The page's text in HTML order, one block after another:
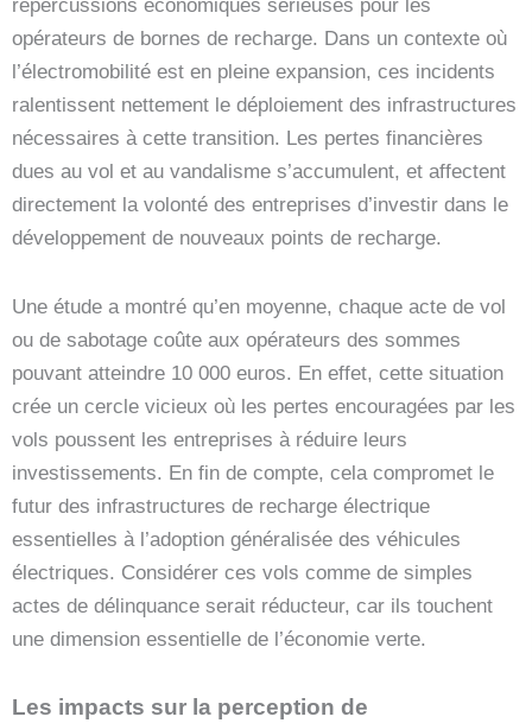
répercussions économiques sérieuses pour les
opérateurs de bornes de recharge. Dans un contexte où
l’électromobilité est en pleine expansion, ces incidents
ralentissent nettement le déploiement des infrastructures
nécessaires à cette transition. Les pertes financières
dues au vol et au vandalisme s’accumulent, et affectent
directement la volonté des entreprises d’investir dans le
développement de nouveaux points de recharge.
Une étude a montré qu’en moyenne, chaque acte de vol
ou de sabotage coûte aux opérateurs des sommes
pouvant atteindre 10 000 euros. En effet, cette situation
crée un cercle vicieux où les pertes encouragées par les
vols poussent les entreprises à réduire leurs
investissements. En fin de compte, cela compromet le
futur des infrastructures de recharge électrique
essentielles à l’adoption généralisée des véhicules
électriques. Considérer ces vols comme de simples
actes de délinquance serait réducteur, car ils touchent
une dimension essentielle de l’économie verte.
Les impacts sur la perception de